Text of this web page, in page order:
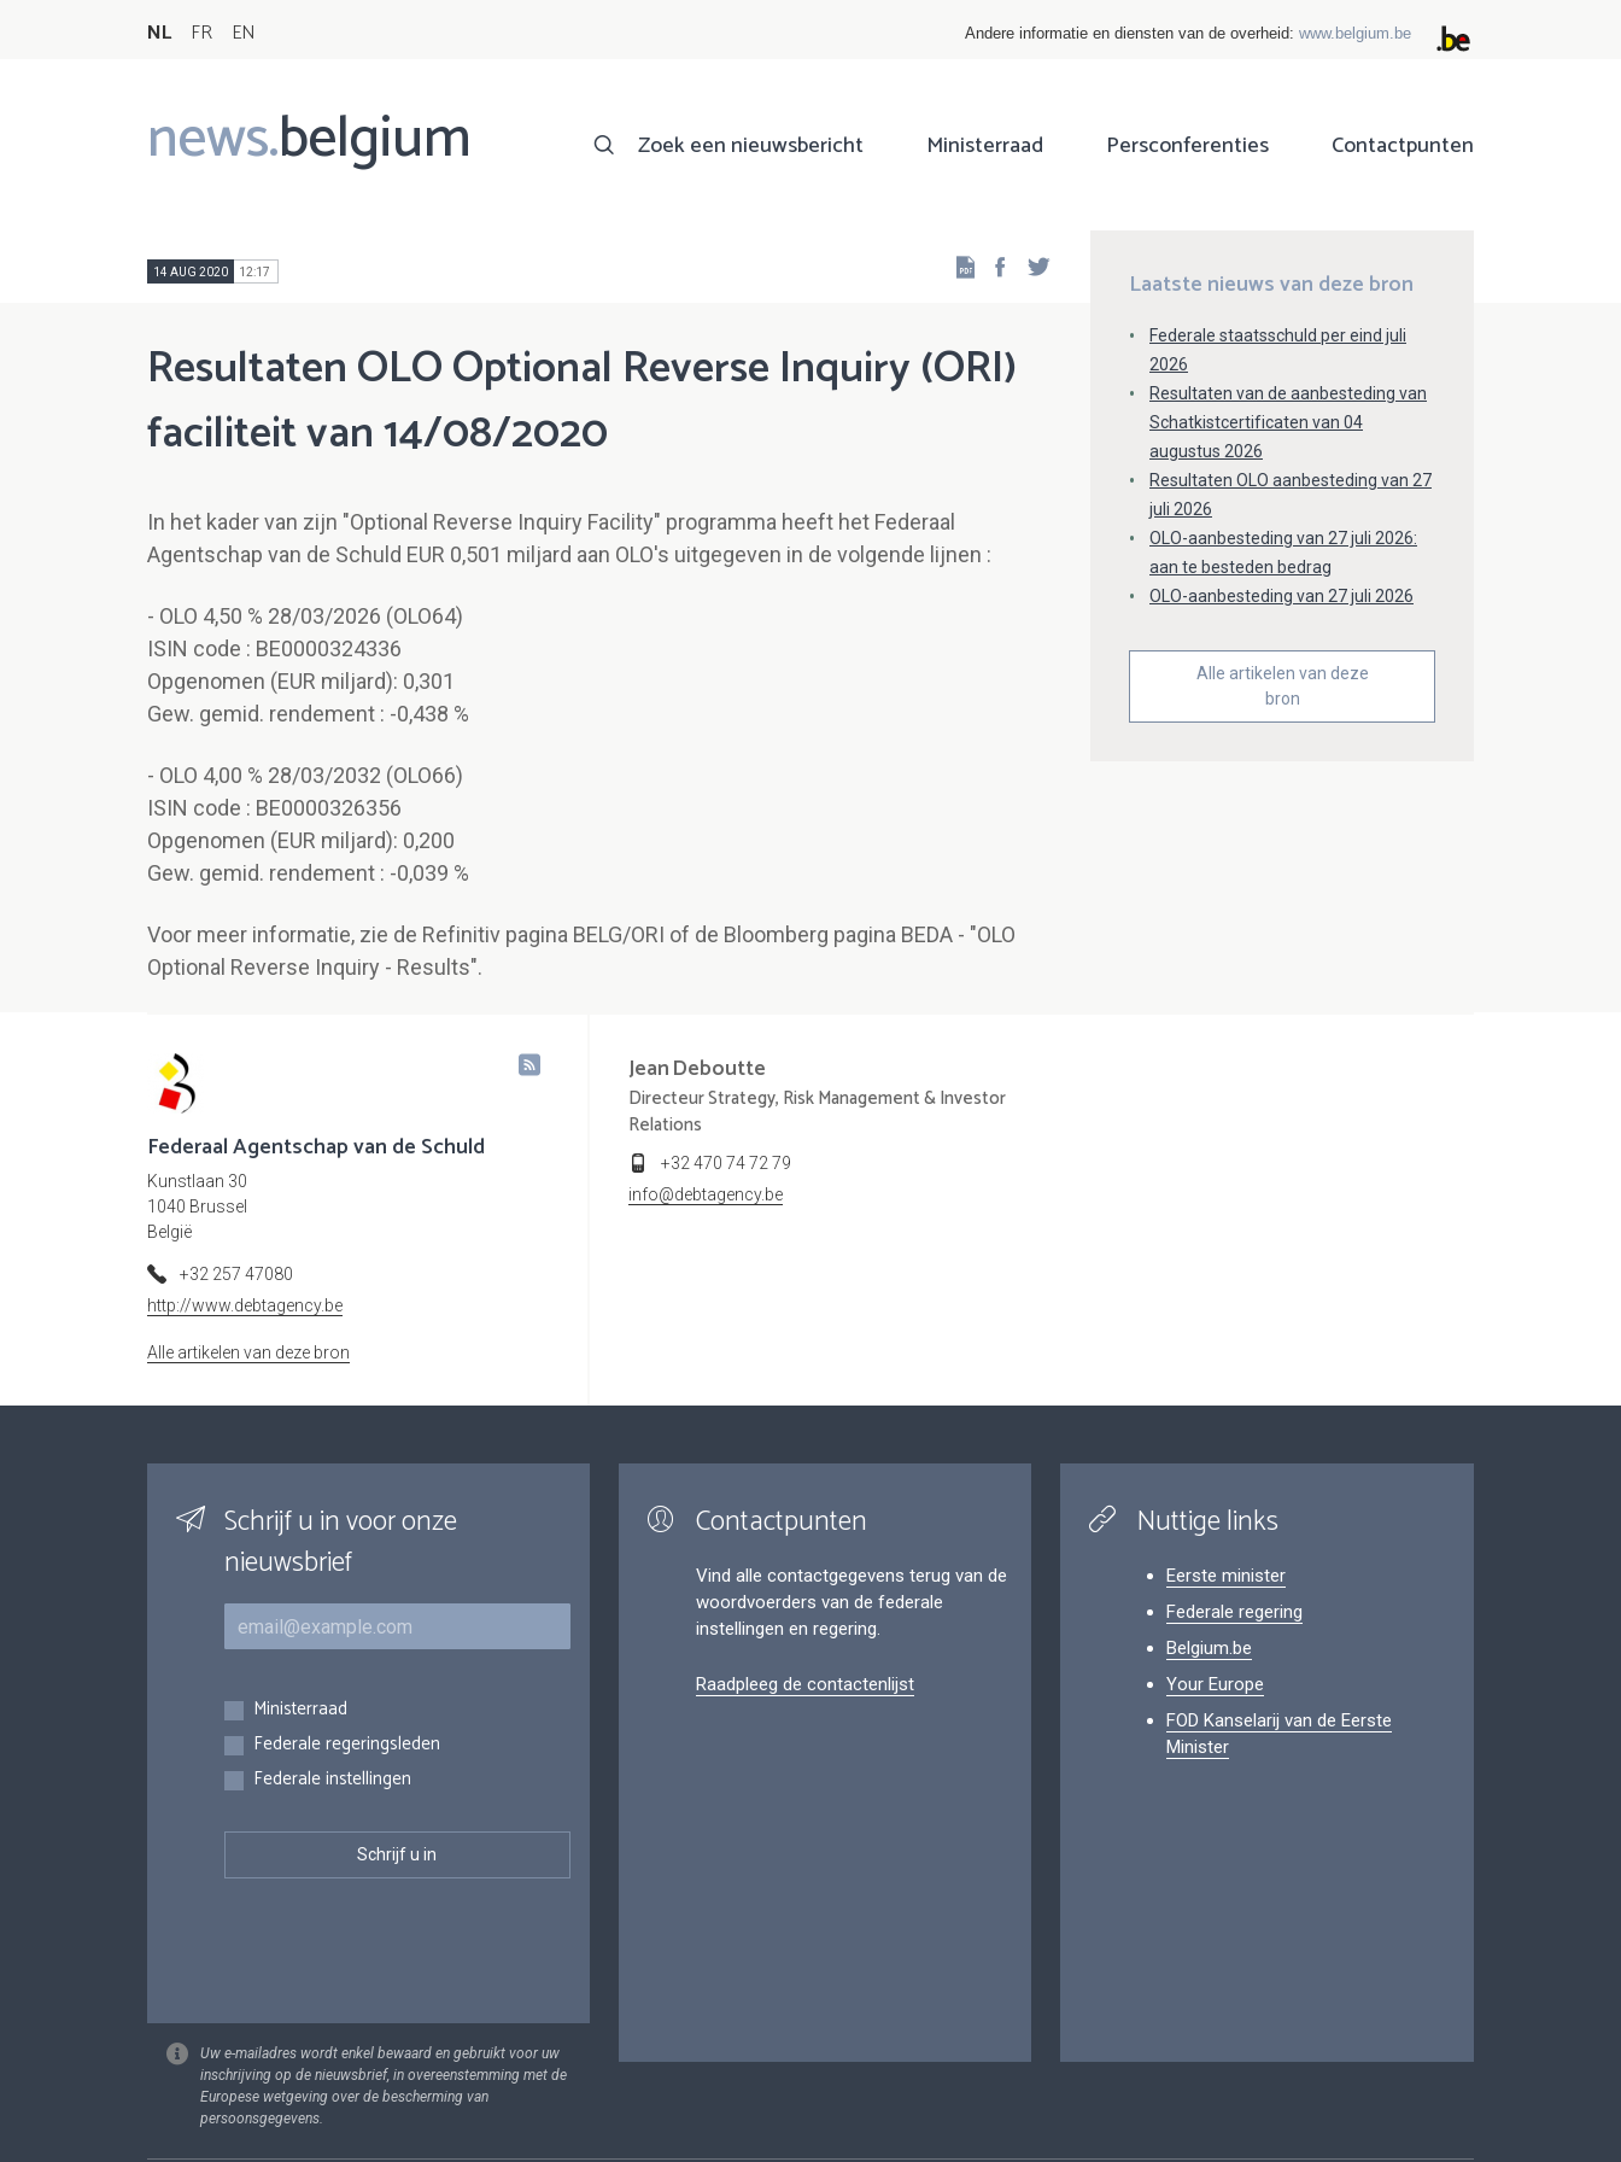
NL FR EN Andere informatie en diensten van de overheid: www.belgium.be
news.belgium
Main
navigation
Zoek een nieuwsbericht Ministerraad Persconferenties Contactpunten
14 AUG 2020 12:17 Facebook
Resultaten OLO Optional Reverse Inquiry (ORI)
faciliteit van 14/08/2020
In het kader van zijn "Optional Reverse Inquiry Facility" programma heeft het Federaal
Agentschap van de Schuld EUR 0,501 miljard aan OLO's uitgegeven in de volgende lijnen :
- OLO 4,50 % 28/03/2026 (OLO64)
ISIN code : BE0000324336
Opgenomen (EUR miljard): 0,301
Gew. gemid. rendement : -0,438 %
- OLO 4,00 % 28/03/2032 (OLO66)
ISIN code : BE0000326356
Opgenomen (EUR miljard): 0,200
Gew. gemid. rendement : -0,039 %
Voor meer informatie, zie de Refinitiv pagina BELG/ORI of de Bloomberg pagina BEDA - "OLO
Optional Reverse Inquiry - Results".
Laatste nieuws van deze bron
Federale staatsschuld per eind juli
2026
Resultaten van de aanbesteding van
Schatkistcertificaten van 04
augustus 2026
Resultaten OLO aanbesteding van 27
juli 2026
OLO-aanbesteding van 27 juli 2026:
aan te besteden bedrag
OLO-aanbesteding van 27 juli 2026
Alle artikelen van deze
bron
Federaal Agentschap van de Schuld
Kunstlaan 30
1040 Brussel
België
+32 257 47080
http://www.debtagency.be
Alle artikelen van deze bron
JeanDeboutte
Directeur Strategy, Risk Management & Investor
Relations
+32 470 74 72 79
info@debtagency.be
Schrijf u in voor onze
nieuwsbrief
E-mail
Inschrijvingen
Ministerraad
Federale regeringsleden
Federale instellingen
Uw e-mailadres wordt enkel bewaard en gebruikt voor uw
inschrijving op de nieuwsbrief, in overeenstemming met de
Europese wetgeving over de bescherming van
persoonsgegevens.
Contactpunten
Vind alle contactgegevens terug van de
woordvoerders van de federale
instellingen en regering.
Raadpleeg de contactenlijst
Nuttige links
Eerste minister
Federale regering
Belgium.be
Your Europe
FOD Kanselarij van de Eerste
Minister